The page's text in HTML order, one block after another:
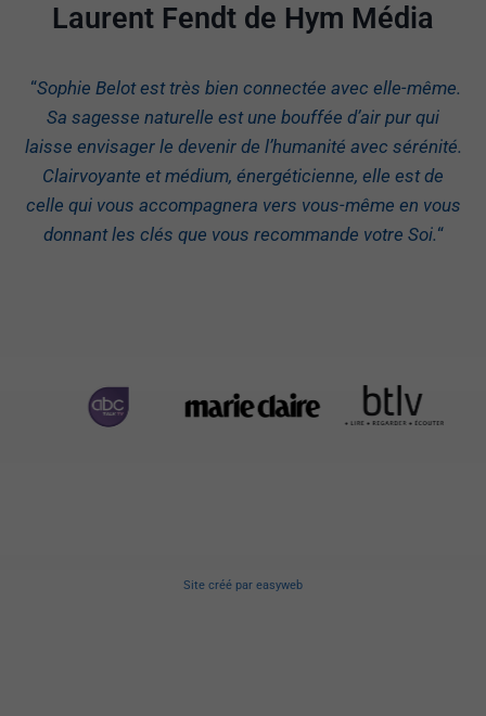
Laurent Fendt de Hym Média
“Sophie Belot est très bien connectée avec elle-même.
Sa sagesse naturelle est une bouffée d’air pur qui
laisse envisager le devenir de l’humanité avec sérénité.
Clairvoyante et médium, énergéticienne, elle est de
celle qui vous accompagnera vers vous-même en vous
donnant les clés que vous recommande votre Soi.“
Site créé par easyweb